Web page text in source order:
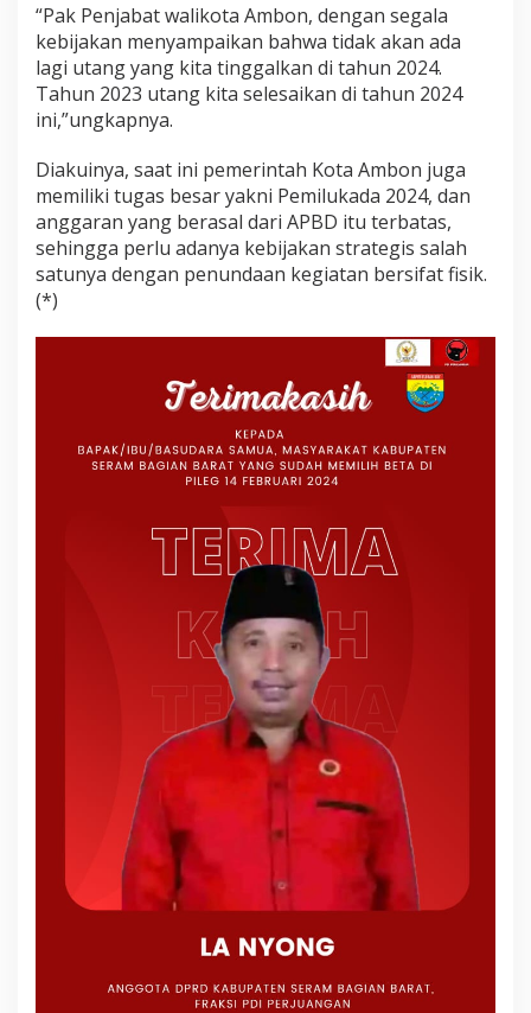
“Pak Penjabat walikota Ambon, dengan segala
kebijakan menyampaikan bahwa tidak akan ada
lagi utang yang kita tinggalkan di tahun 2024.
Tahun 2023 utang kita selesaikan di tahun 2024
ini,”ungkapnya.
Diakuinya, saat ini pemerintah Kota Ambon juga
memiliki tugas besar yakni Pemilukada 2024, dan
anggaran yang berasal dari APBD itu terbatas,
sehingga perlu adanya kebijakan strategis salah
satunya dengan penundaan kegiatan bersifat fisik.
(*)